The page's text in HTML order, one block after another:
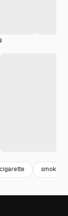
cigarette smoking